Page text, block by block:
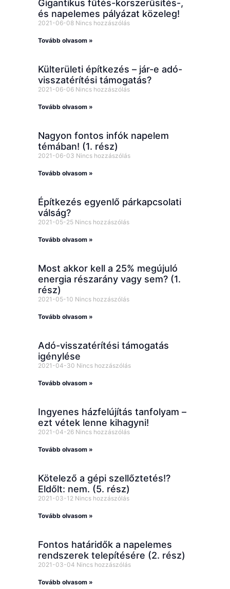
Gigantikus fűtés-korszerűsítés-,
és napelemes pályázat közeleg!
2021-06-08 Nincs hozzászólás
Tovább olvasom »
Külterületi építkezés – jár-e adó-
visszatérítési támogatás?
2021-06-06 Nincs hozzászólás
Tovább olvasom »
Nagyon fontos infók napelem
témában! (1. rész)
2021-06-03 Nincs hozzászólás
Tovább olvasom »
Építkezés egyenlő párkapcsolati
válság?
2021-05-25 Nincs hozzászólás
Tovább olvasom »
Most akkor kell a 25% megújuló
energia részarány vagy sem? (1.
rész)
2021-05-10 Nincs hozzászólás
Tovább olvasom »
Adó-visszatérítési támogatás
igénylése
2021-04-30 Nincs hozzászólás
Tovább olvasom »
Ingyenes házfelújítás tanfolyam –
ezt vétek lenne kihagyni!
2021-04-26 Nincs hozzászólás
Tovább olvasom »
Kötelező a gépi szellőztetés!?
Eldőlt: nem. (5. rész)
2021-03-12 Nincs hozzászólás
Tovább olvasom »
Fontos határidők a napelemes
rendszerek telepítésére (2. rész)
2021-03-04 Nincs hozzászólás
Tovább olvasom »